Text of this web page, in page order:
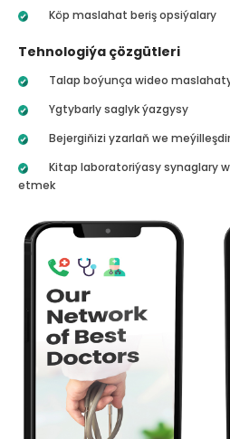
Köp maslahat beriş opsiýalary
Tehnologiýa çözgütleri
Talap boýunça wideo
Ygtybarly saglyk ýazgysy
Bejergiňizi yzarlaň we
Kitap laboratoriýasy synaglary
etmek